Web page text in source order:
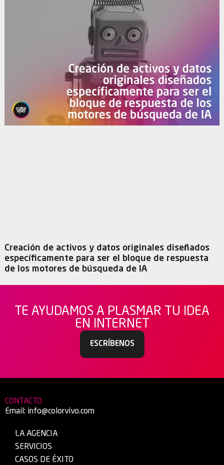
Creación de activos y datos originales diseñados
específicamente para ser el bloque de respuesta
de los motores de búsqueda de IA
TE AYUDAMOS A PLASMAR TU IDEA
EN INTERNET
ESCRÍBENOS
CONTACTO
Email: info@colorvivo.com
LA AGENCIA
SERVICIOS
CASOS DE ÉXITO